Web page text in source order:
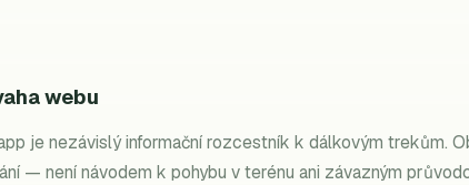
webu
je nezávislý informační rozcestník k dálkovým trekům.
— není návodem k pohybu v terénu ani závazným